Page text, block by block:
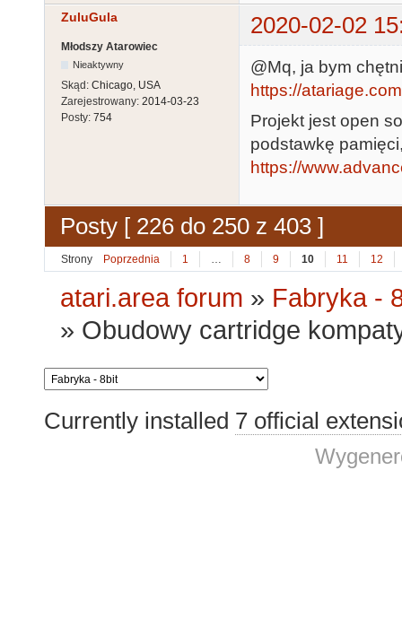
ZuluGula 2020-02-02
Młodszy Atarowiec
Nieaktywny
Skąd: Chicago, USA
Zarejestrowany: 2014-03-23
Posty: 754
@Mq, ja bym
https://
Projekt jest open
podstawkę
https://
Posty [ 226 do 250 z 403 ]
Strony Poprzednia 1 8 9 10 11 12
atari.area forum » Fabryka -
» Obudowy cartridge
Currently installed 7 official